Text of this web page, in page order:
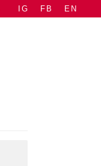
IG FB EN